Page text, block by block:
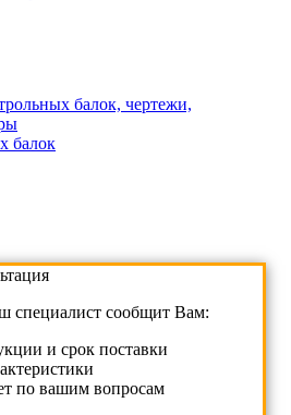
балок
специалист сообщит Вам:
и срок поставки
по вашим вопросам